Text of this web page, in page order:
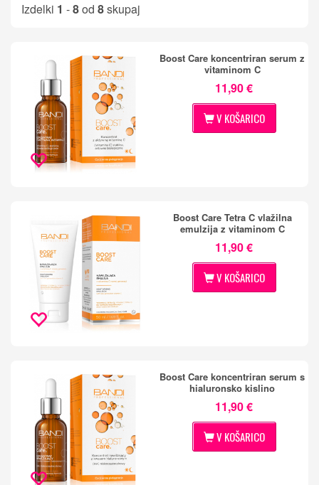
Izdelki 1 -8od 8skupaj
Boost Care koncentriran serum z
vitaminom C
11,90 €
V KOŠARICO
Boost Care Tetra C vlažilna
emulzija z vitaminom C
11,90 €
V KOŠARICO
Boost Care koncentriran serum s
hialuronsko kislino
11,90 €
V KOŠARICO